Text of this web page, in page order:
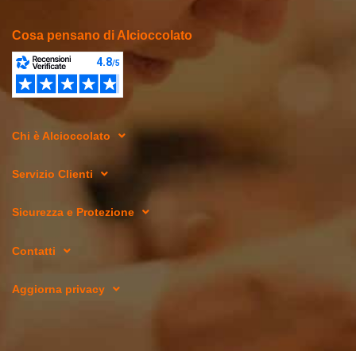
Cosa pensano di Alcioccolato
Chi è Alcioccolato
Servizio Clienti
Sicurezza e Protezione
Contatti
Aggiorna privacy